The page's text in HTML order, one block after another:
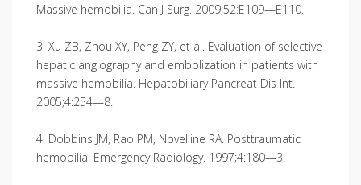
Massive hemobilia. Can J Surg. 2009;52:E109—E110.
3. Xu ZB, Zhou XY, Peng ZY, et al. Evaluation of selective
hepatic angiography and embolization in patients with
massive hemobilia. Hepatobiliary Pancreat Dis Int.
2005;4:254—8.
4. Dobbins JM, Rao PM, Novelline RA. Posttraumatic
hemobilia. Emergency Radiology. 1997;4:180—3.